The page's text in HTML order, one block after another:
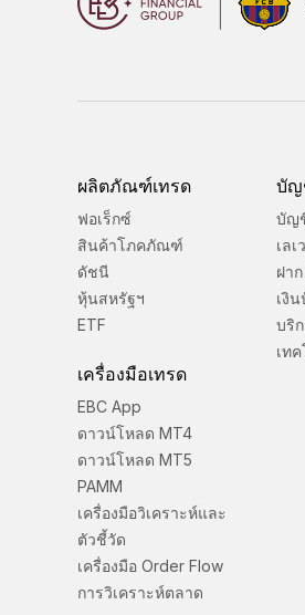
ผลิตภัณฑ์เทรด
ฟอเร็กซ์
สินค้าโภคภัณฑ์
ดัชนี
หุ้นสหรัฐฯ
ETF
เครื่องมือเทรด
EBC App
ดาวน์โหลด MT4
ดาวน์โหลด MT5
PAMM
เครื่องมือวิเคราะห์และ
ตัวชี้วัด
เครื่องมือ Order Flow
การวิเคราะห์ตลาด
บัญ
บัญ
เล
ฝา
เงิ
บริ
เท